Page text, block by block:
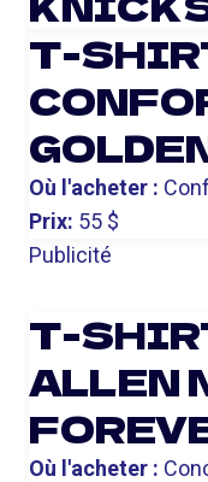
T-
Où l'acheter :
Prix: 55 $
Publicité
T-
ALLEN
Où l'acheter :